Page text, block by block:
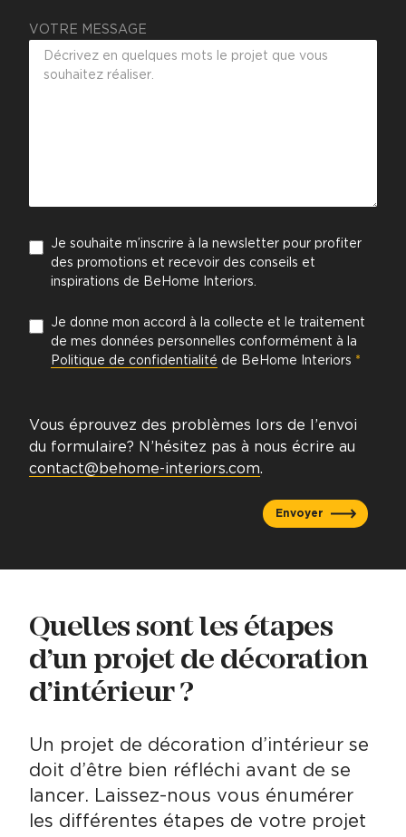
VOTRE MESSAGE
Je souhaite m’inscrire à la newsletter pour profiter
des promotions et recevoir des conseils et
inspirations de BeHome Interiors.
Je donne mon accord à la collecte et le traitement
de mes données personnelles conformément à la
Politique de confidentialité de BeHome Interiors *
Vous éprouvez des problèmes lors de l’envoi
du formulaire? N’hésitez pas à nous écrire au
contact@behome-interiors.com.
Envoyer
Quelles sont les étapes
d’un projet de décoration
d’intérieur ?
Un projet de décoration d’intérieur se
doit d’être bien réfléchi avant de se
lancer. Laissez-nous vous énumérer
les différentes étapes de votre projet